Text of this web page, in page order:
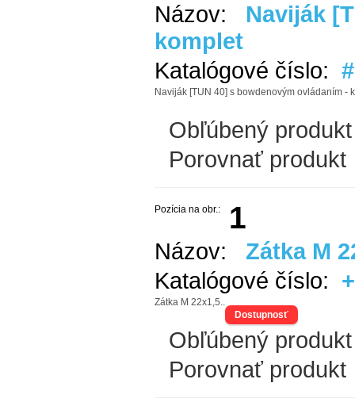
Názov: Naviják
komplet
Katalógové číslo:
Naviják [TUN 40] s bowdenovým ovládaním -
Obľúbený produkt
Porovnať produkt
Pozícia na obr.: 1
Názov: Zátka M
Katalógové číslo:
Zátka M 22x1,5..
Dostupnosť
Obľúbený produkt
Porovnať produkt